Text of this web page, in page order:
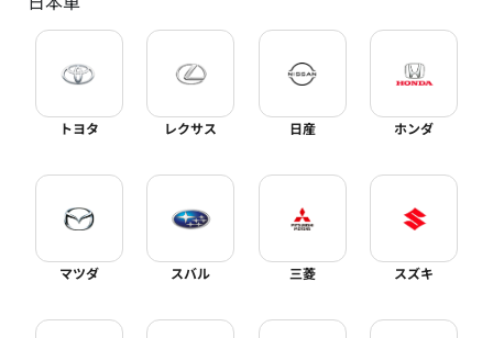
トヨタ レクサス 日産 ホンダ
マツダ スバル 三菱 スズキ